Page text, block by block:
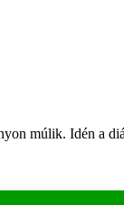
múlik. Idén a